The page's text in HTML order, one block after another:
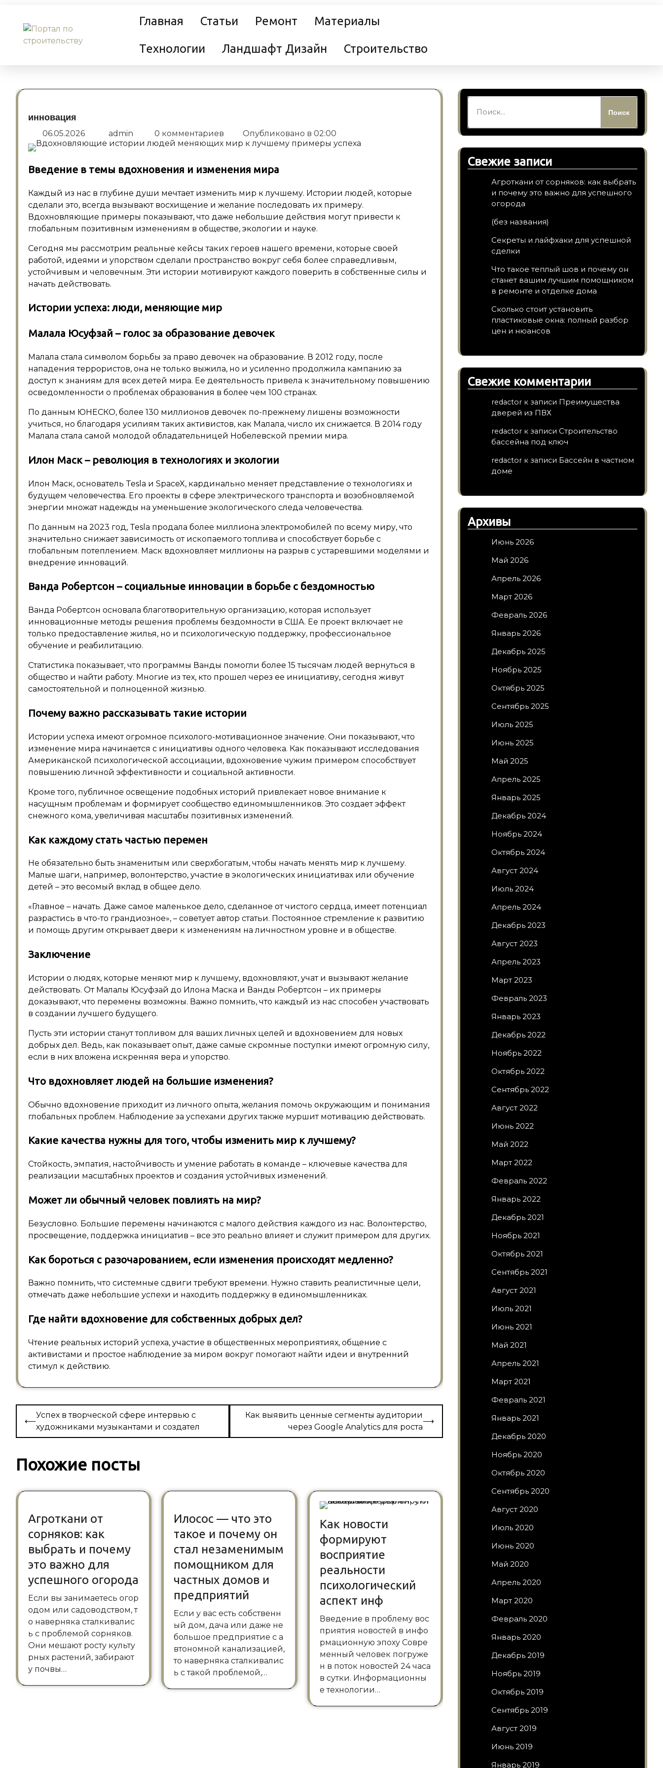
содержанию
Главная Статьи Ремонт Материалы
Технологии Ландшафт Дизайн Строительство
инновация
06.05.2026 admin 0 комментариев Опубликовано в 02:00
Введение в темы вдохновения и изменения мира
Каждый из нас в глубине души мечтает изменить мир к лучшему. Истории людей, которые
сделали это, всегда вызывают восхищение и желание последовать их примеру.
Вдохновляющие примеры показывают, что даже небольшие действия могут привести к
глобальным позитивным изменениям в обществе, экологии и науке.
Сегодня мы рассмотрим реальные кейсы таких героев нашего времени, которые своей
работой, идеями и упорством сделали пространство вокруг себя более справедливым,
устойчивым и человечным. Эти истории мотивируют каждого поверить в собственные силы и
начать действовать.
Истории успеха: люди, меняющие мир
Малала Юсуфзай – голос за образование девочек
Малала стала символом борьбы за право девочек на образование. В 2012 году, после
нападения террористов, она не только выжила, но и усиленно продолжила кампанию за
доступ к знаниям для всех детей мира. Ее деятельность привела к значительному повышению
осведомленности о проблемах образования в более чем 100 странах.
По данным ЮНЕСКО, более 130 миллионов девочек по-прежнему лишены возможности
учиться, но благодаря усилиям таких активистов, как Малала, число их снижается. В 2014 году
Малала стала самой молодой обладательницей Нобелевской премии мира.
Илон Маск – революция в технологиях и экологии
Илон Маск, основатель Tesla и SpaceX, кардинально меняет представление о технологиях и
будущем человечества. Его проекты в сфере электрического транспорта и возобновляемой
энергии множат надежды на уменьшение экологического следа человечества.
По данным на 2023 год, Tesla продала более миллиона электромобилей по всему миру, что
значительно снижает зависимость от ископаемого топлива и способствует борьбе с
глобальным потеплением. Маск вдохновляет миллионы на разрыв с устаревшими моделями и
внедрение инноваций.
Ванда Робертсон – социальные инновации в борьбе с бездомностью
Ванда Робертсон основала благотворительную организацию, которая использует
инновационные методы решения проблемы бездомности в США. Ее проект включает не
только предоставление жилья, но и психологическую поддержку, профессиональное
обучение и реабилитацию.
Статистика показывает, что программы Ванды помогли более 15 тысячам людей вернуться в
общество и найти работу. Многие из тех, кто прошел через ее инициативу, сегодня живут
самостоятельной и полноценной жизнью.
Почему важно рассказывать такие истории
Истории успеха имеют огромное психолого-мотивационное значение. Они показывают, что
изменение мира начинается с инициативы одного человека. Как показывают исследования
Американской психологической ассоциации, вдохновение чужим примером способствует
повышению личной эффективности и социальной активности.
Кроме того, публичное освещение подобных историй привлекает новое внимание к
насущным проблемам и формирует сообщество единомышленников. Это создает эффект
снежного кома, увеличивая масштабы позитивных изменений.
Как каждому стать частью перемен
Не обязательно быть знаменитым или сверхбогатым, чтобы начать менять мир к лучшему.
Малые шаги, например, волонтерство, участие в экологических инициативах или обучение
детей – это весомый вклад в общее дело.
«Главное – начать. Даже самое маленькое дело, сделанное от чистого сердца, имеет потенциал
разрастись в что-то грандиозное», – советует автор статьи. Постоянное стремление к развитию
и помощь другим открывает двери к изменениям на личностном уровне и в обществе.
Заключение
Истории о людях, которые меняют мир к лучшему, вдохновляют, учат и вызывают желание
действовать. От Малалы Юсуфзай до Илона Маска и Ванды Робертсон – их примеры
доказывают, что перемены возможны. Важно помнить, что каждый из нас способен участвовать
в создании лучшего будущего.
Пусть эти истории станут топливом для ваших личных целей и вдохновением для новых
добрых дел. Ведь, как показывает опыт, даже самые скромные поступки имеют огромную силу,
если в них вложена искренняя вера и упорство.
Что вдохновляет людей на большие изменения?
Обычно вдохновение приходит из личного опыта, желания помочь окружающим и понимания
глобальных проблем. Наблюдение за успехами других также муршит мотивацию действовать.
Какие качества нужны для того, чтобы изменить мир к лучшему?
Стойкость, эмпатия, настойчивость и умение работать в команде – ключевые качества для
реализации масштабных проектов и создания устойчивых изменений.
Может ли обычный человек повлиять на мир?
Безусловно. Большие перемены начинаются с малого действия каждого из нас. Волонтерство,
просвещение, поддержка инициатив – все это реально влияет и служит примером для других.
Как бороться с разочарованием, если изменения происходят медленно?
Важно помнить, что системные сдвиги требуют времени. Нужно ставить реалистичные цели,
отмечать даже небольшие успехи и находить поддержку в единомышленниках.
Где найти вдохновение для собственных добрых дел?
Чтение реальных историй успеха, участие в общественных мероприятиях, общение с
активистами и простое наблюдение за миром вокруг помогают найти идеи и внутренний
стимул к действию.
Навигация
по
⟵
Успех в творческой сфере интервью с
художниками музыкантами и создател
Как выявить ценные сегменты аудитории
через Google Analytics для роста
⟶
Похожие посты
Агроткани от
сорняков: как
выбрать и почему
это важно для
успешного огорода
Если вы занимаетесь огор
одом или садоводством, т
о наверняка сталкивалис
ь с проблемой сорняков.
Они мешают росту культу
рных растений, забирают
у почвы…
Илосос — что это
такое и почему он
стал незаменимым
помощником для
частных домов и
предприятий
Если у вас есть собственн
ый дом, дача или даже не
большое предприятие с а
втономной канализацией,
то наверняка сталкивалис
ь с такой проблемой,…
Как новости
формируют
восприятие
реальности
психологический
аспект инф
Введение в проблему вос
приятия новостей в инфо
рмационную эпоху Совре
менный человек погруже
н в поток новостей 24 часа
в сутки. Информационны
е технологии…
Свежие записи
Агроткани от сорняков: как выбрать
и почему это важно для успешного
огорода
(без названия)
Секреты и лайфхаки для успешной
сделки
Что такое теплый шов и почему он
станет вашим лучшим помощником
в ремонте и отделке дома
Сколько стоит установить
пластиковые окна: полный разбор
цен и нюансов
Свежие комментарии
redactor к записи Преимущества
дверей из ПВХ
redactor к записи Строительство
бассейна под ключ
redactor к записи Бассейн в частном
доме
Архивы
Июнь 2026
Май 2026
Апрель 2026
Март 2026
Февраль 2026
Январь 2026
Декабрь 2025
Ноябрь 2025
Октябрь 2025
Сентябрь 2025
Июль 2025
Июнь 2025
Май 2025
Апрель 2025
Январь 2025
Декабрь 2024
Ноябрь 2024
Октябрь 2024
Август 2024
Июль 2024
Апрель 2024
Декабрь 2023
Август 2023
Апрель 2023
Март 2023
Февраль 2023
Январь 2023
Декабрь 2022
Ноябрь 2022
Октябрь 2022
Сентябрь 2022
Август 2022
Июнь 2022
Май 2022
Март 2022
Февраль 2022
Январь 2022
Декабрь 2021
Ноябрь 2021
Октябрь 2021
Сентябрь 2021
Август 2021
Июль 2021
Июнь 2021
Май 2021
Апрель 2021
Март 2021
Февраль 2021
Январь 2021
Декабрь 2020
Ноябрь 2020
Октябрь 2020
Сентябрь 2020
Август 2020
Июль 2020
Июнь 2020
Май 2020
Апрель 2020
Март 2020
Февраль 2020
Январь 2020
Декабрь 2019
Ноябрь 2019
Октябрь 2019
Сентябрь 2019
Август 2019
Июнь 2019
Январь 2019